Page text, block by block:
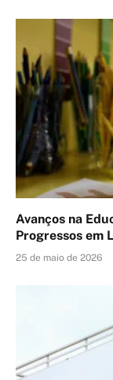
Avanços na
Progressos em
25 de maio de 2026